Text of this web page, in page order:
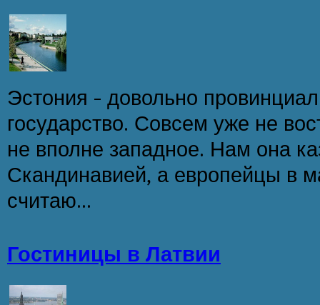
Эстония - довольно
государство. Совсем уже не
не вполне западное. Нам она
Скандинавией, а европейцы в
считаю...
Гостиницы в Латвии